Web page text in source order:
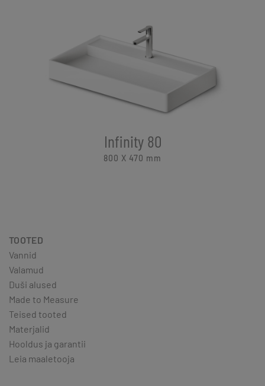
Infinity 80
800 X 470 mm
TOOTED
Vannid
Valamud
Duši alused
Made to Measure
Teised tooted
Materjalid
Hooldus ja garantii
Leia maaletooja